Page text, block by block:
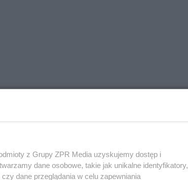
leczenia chorób przewlekłych
z Grupy ZPR Media uzyskujemy dostęp i
dane osobowe, takie jak unikalne identyfikatory,
dane przeglądania w celu zapewniania